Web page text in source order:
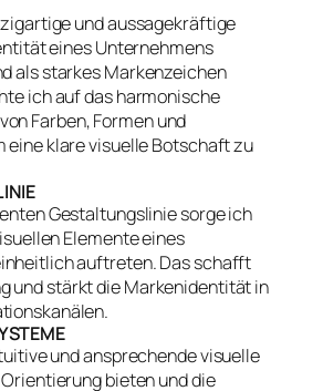
und aussagekräftige
eines Unternehmens
als starkes Markenzeichen
ich auf das harmonische
Farben, Formen und
eine klare visuelle Botschaft zu
Gestaltungslinie sorge ich
Elemente eines
auftreten. Das schafft
und stärkt die Markenidentität in
und ansprechende visuelle
bieten und die